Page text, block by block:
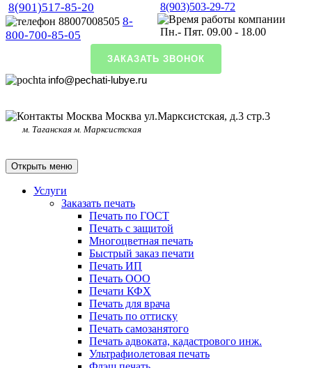
8(901)517-85-20
8-
800-700-85-05
8(903)503-29-72
Пн.- Пят. 09.00 - 18.00
ЗАКАЗАТЬ ЗВОНОК
info@pechati-lubye.ru
Москва ул.Марксистская, д.3 стр.3
м. Таганская м. Марксистская
Открыть меню
Услуги
Заказать печать
Печать по ГОСТ
Печать с защитой
Многоцветная печать
Быстрый заказ печати
Печать ИП
Печать ООО
Печати КФХ
Печать для врача
Печать по оттиску
Печать самозанятого
Печать адвоката, кадастрового инж.
Ультрафиолетовая печать